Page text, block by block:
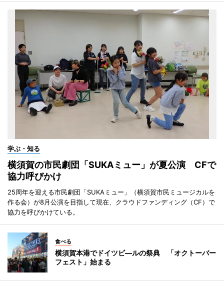
学ぶ・知る
横須賀の市民劇団「SUKAミュー」が夏公演 CFで
協力呼びかけ
25周年を迎える市民劇団「SUKAミュー」（横須賀市民ミュージカルを
作る会）が8月公演を目指して現在、クラウドファンディング（CF）で
協力を呼びかけている。
食べる
横須賀本港でドイツビ―ルの祭典 「オクトーバー
フェスト」始まる